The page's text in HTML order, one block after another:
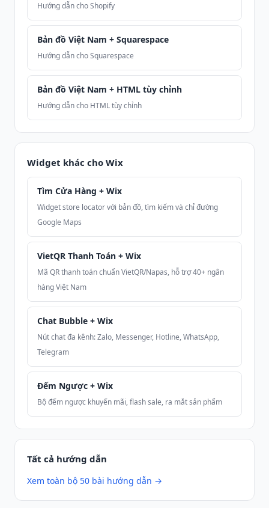
Hướng dẫn cho Shopify
Bản đồ Việt Nam + Squarespace
Hướng dẫn cho Squarespace
Bản đồ Việt Nam + HTML tùy chỉnh
Hướng dẫn cho HTML tùy chỉnh
Widget khác cho Wix
Tìm Cửa Hàng + Wix
Widget store locator với bản đồ, tìm kiếm và chỉ đường
Google Maps
VietQR Thanh Toán + Wix
Mã QR thanh toán chuẩn VietQR/Napas, hỗ trợ 40+ ngân
hàng Việt Nam
Chat Bubble + Wix
Nút chat đa kênh: Zalo, Messenger, Hotline, WhatsApp,
Telegram
Đếm Ngược + Wix
Bộ đếm ngược khuyến mãi, flash sale, ra mắt sản phẩm
Tất cả hướng dẫn
Xem toàn bộ 50 bài hướng dẫn →